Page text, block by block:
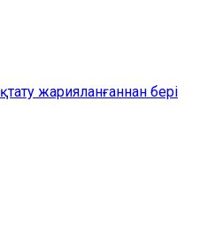
жарияланғаннан бері